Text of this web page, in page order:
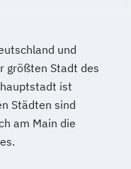
und
größten Stadt des
ist
Städten sind
am Main die